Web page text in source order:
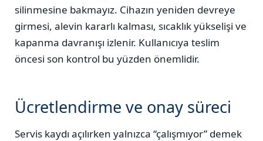
silinmesine bakmayız. Cihazın yeniden devreye
girmesi, alevin kararlı kalması, sıcaklık yükselişi ve
kapanma davranışı izlenir. Kullanıcıya teslim
öncesi son kontrol bu yüzden önemlidir.
Ücretlendirme ve onay süreci
Servis kaydı açılırken yalnızca “çalışmıyor” demek